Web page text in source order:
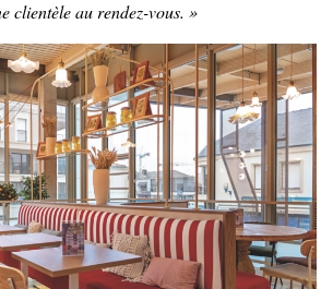
clientèle au rendez-vous. »